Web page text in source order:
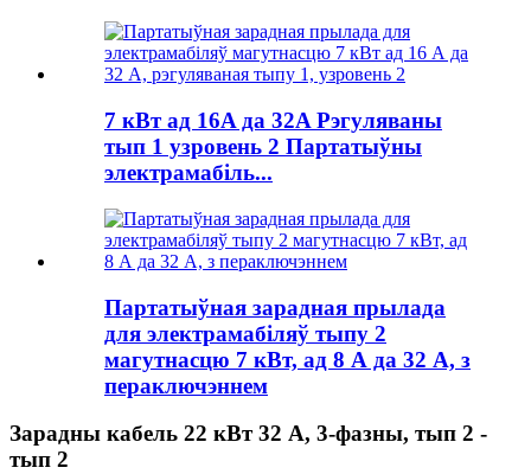
7 кВт ад 16A да 32A Рэгуляваны
тып 1 узровень 2 Партатыўны
электрамабіль...
Партатыўная зарадная прылада
для электрамабіляў тыпу 2
магутнасцю 7 кВт, ад 8 А да 32 А, з
пераключэннем
Зарадны кабель 22 кВт 32 А, 3-фазны, тып 2 -
тып 2